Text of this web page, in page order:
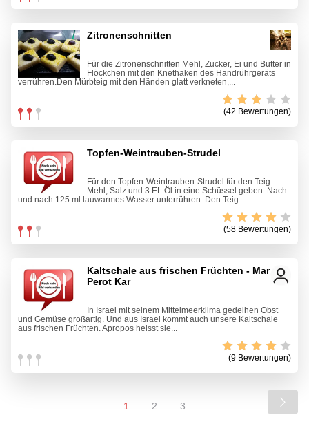
Zitronenschnitten
Für die Zitronenschnitten Mehl, Zucker, Ei und Butter in
Flöckchen mit den Knethaken des Handrührgeräts
verrühren.Den Mürbteig mit den Händen glatt verkneten,...
(42 Bewertungen)
Topfen-Weintrauben-Strudel
Für den Topfen-Weintrauben-Strudel für den Teig
Mehl, Salz und 3 EL Öl in eine Schüssel geben. Nach
und nach 125 ml lauwarmes Wasser unterrühren. Den Teig...
(58 Bewertungen)
Kaltschale aus frischen Früchten - Marak
Perot Kar
In Israel mit seinem Mittelmeerklima gedeihen Obst
und Gemüse großartig. Und aus Israel kommt auch unsere Kaltschale
aus frischen Früchten. Apropos heisst sie...
(9 Bewertungen)
1 2 3